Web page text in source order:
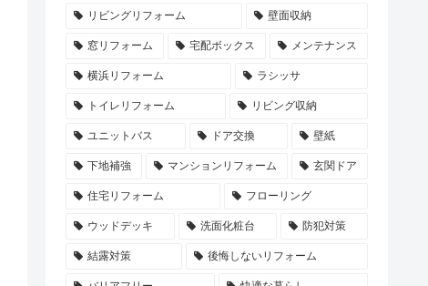
リビングリフォーム 壁面収納
窓リフォーム 宅配ボックス メンテナンス
横浜リフォーム ラシッサ
トイレリフォーム リビング収納
ユニットバス ドア交換 壁紙
下地補強 マンションリフォーム 玄関ドア
住宅リフォーム フローリング
ウッドデッキ 洗面化粧台 防犯対策
結露対策 後悔しないリフォーム